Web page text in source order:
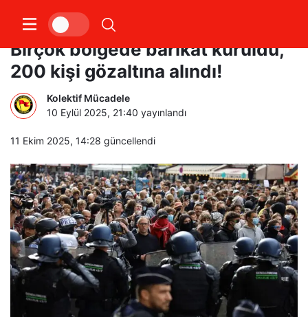
Fransa’da Macron protestoları:
Birçok bölgede barikat kuruldu,
200 kişi gözaltına alındı!
Kolektif Mücadele
10 Eylül 2025, 21:40 yayınlandı
11 Ekim 2025, 14:28 güncellendi